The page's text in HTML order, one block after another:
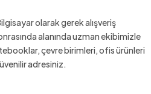
olarak gerek alışveriş
alanında uzman ekibimizle
çevre birimleri, ofis ürünleri
adresiniz.